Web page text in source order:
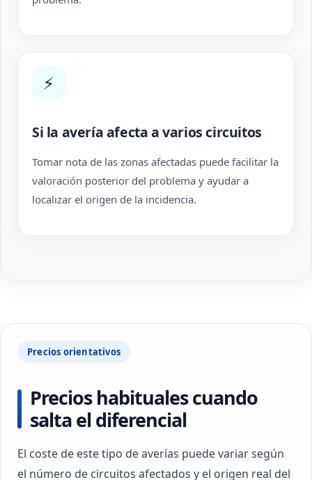
⚡
Si la avería afecta a varios circuitos
Tomar nota de las zonas afectadas puede facilitar la
valoración posterior del problema y ayudar a
localizar el origen de la incidencia.
Precios orientativos
Precios habituales cuando
salta el diferencial
El coste de este tipo de averías puede variar según
el número de circuitos afectados y el origen real del